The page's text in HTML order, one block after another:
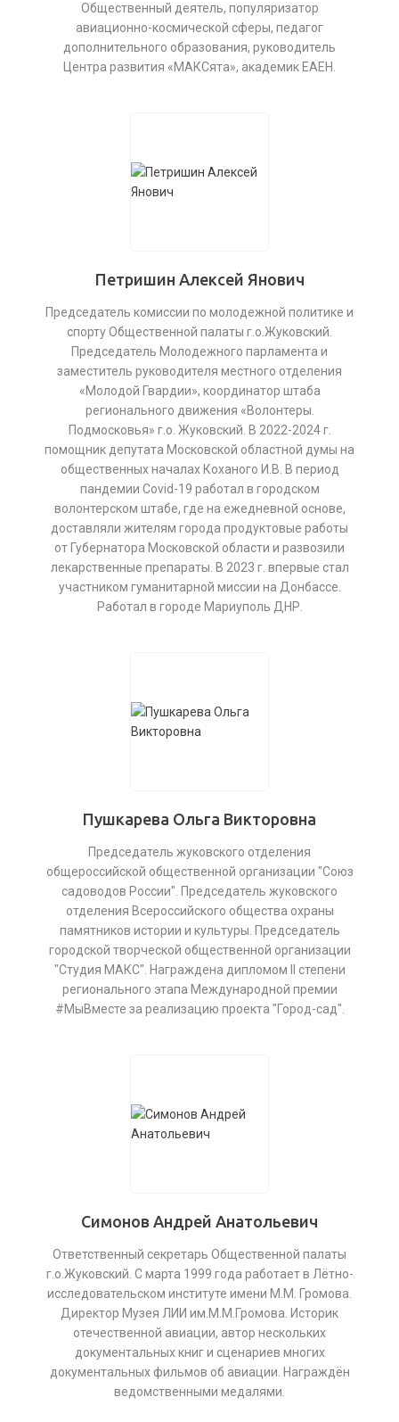
Общественный деятель, популяризатор
авиационно-космической сферы, педагог
дополнительного образования, руководитель
Центра развития «МАКСята», академик ЕАЕН.
Петришин Алексей Янович
Председатель комиссии по молодежной политике и
спорту Общественной палаты г.о.Жуковский.
Председатель Молодежного парламента и
заместитель руководителя местного отделения
«Молодой Гвардии», координатор штаба
регионального движения «Волонтеры.
Подмосковья» г.о. Жуковский. В 2022-2024 г.
помощник депутата Московской областной думы на
общественных началах Коханого И.В. В период
пандемии Covid-19 работал в городском
волонтерском штабе, где на ежедневной основе,
доставляли жителям города продуктовые работы
от Губернатора Московской области и развозили
лекарственные препараты. В 2023 г. впервые стал
участником гуманитарной миссии на Донбассе.
Работал в городе Мариуполь ДНР.
Пушкарева Ольга Викторовна
Председатель жуковского отделения
общероссийской общественной организации "Союз
садоводов России". Председатель жуковского
отделения Всероссийского общества охраны
памятников истории и культуры. Председатель
городской творческой общественной организации
"Студия МАКС". Награждена дипломом II степени
регионального этапа Международной премии
#МыВместе за реализацию проекта "Город-сад".
Симонов Андрей Анатольевич
Ответственный секретарь Общественной палаты
г.о.Жуковский. С марта 1999 года работает в Лётно-
исследовательском институте имени М.М. Громова.
Директор Музея ЛИИ им.М.М.Громова. Историк
отечественной авиации, автор нескольких
документальных книг и сценариев многих
документальных фильмов об авиации. Награждён
ведомственными медалями.